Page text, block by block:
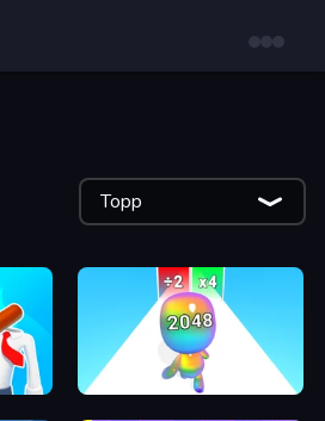
Topp
Man Runner 2048